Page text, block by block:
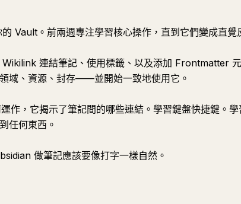
Vault。前兩週專注學習核心操作，直到它們變成直覺
連結筆記、使用標籤、以及添加 Frontmatter
域、資源、封存——並開始一致地使用它。
作，它揭示了筆記間的哪些連結。學習鍵盤快捷鍵。
任何東西。
做筆記應該要像打字一樣自然。